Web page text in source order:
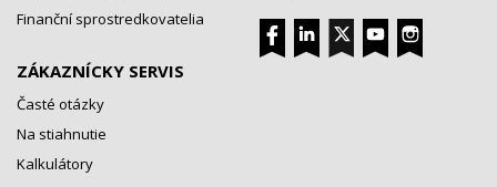
Finanční sprostredkovatelia
ZÁKAZNÍCKY SERVIS
Časté otázky
Na stiahnutie
Kalkulátory